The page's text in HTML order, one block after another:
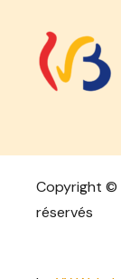
Copyright ©
réservés